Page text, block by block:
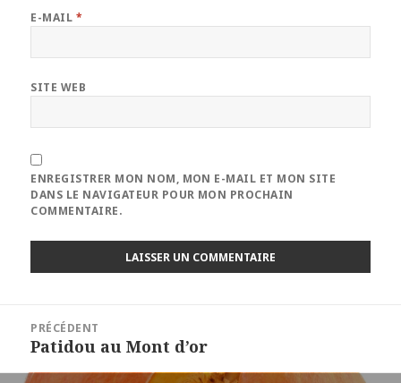
E-MAIL *
SITE WEB
ENREGISTRER MON NOM, MON E-MAIL ET MON SITE
DANS LE NAVIGATEUR POUR MON PROCHAIN
COMMENTAIRE.
l’article
PRÉCÉDENT
Article
Patidou au Mont d’or